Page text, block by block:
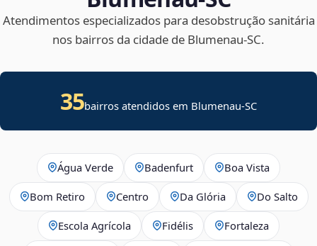
Atendimentos especializados para desobstrução sanitária
nos bairros da cidade de Blumenau‑SC.
35bairros atendidos em Blumenau-SC
Água Verde Badenfurt Boa Vista
Bom Retiro Centro Da Glória Do Salto
Escola Agrícola Fidélis Fortaleza